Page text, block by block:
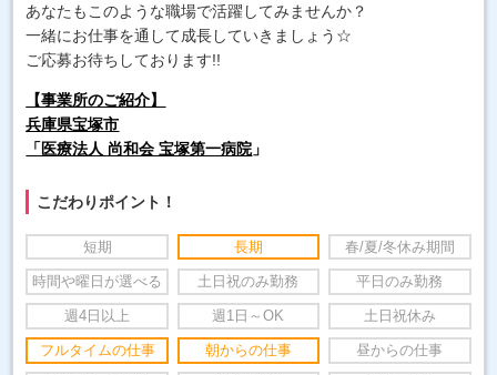
あなたもこのような職場で活躍してみませんか？
一緒にお仕事を通して成長していきましょう☆
ご応募お待ちしております!!
【事業所のご紹介】
兵庫県宝塚市
「医療法人 尚和会 宝塚第一病院」
こだわりポイント！
短期 長期 春/夏/冬休み期間
時間や曜日が選べる 土日祝のみ勤務 平日のみ勤務
週4日以上 週1日～OK 土日祝休み
フルタイムの仕事 朝からの仕事 昼からの仕事